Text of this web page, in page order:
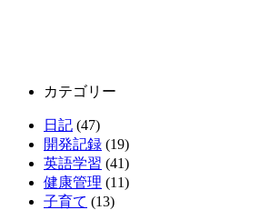
カテゴリー
日記 (47)
開発記録 (19)
英語学習 (41)
健康管理 (11)
子育て (13)